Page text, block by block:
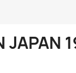
JAPAN